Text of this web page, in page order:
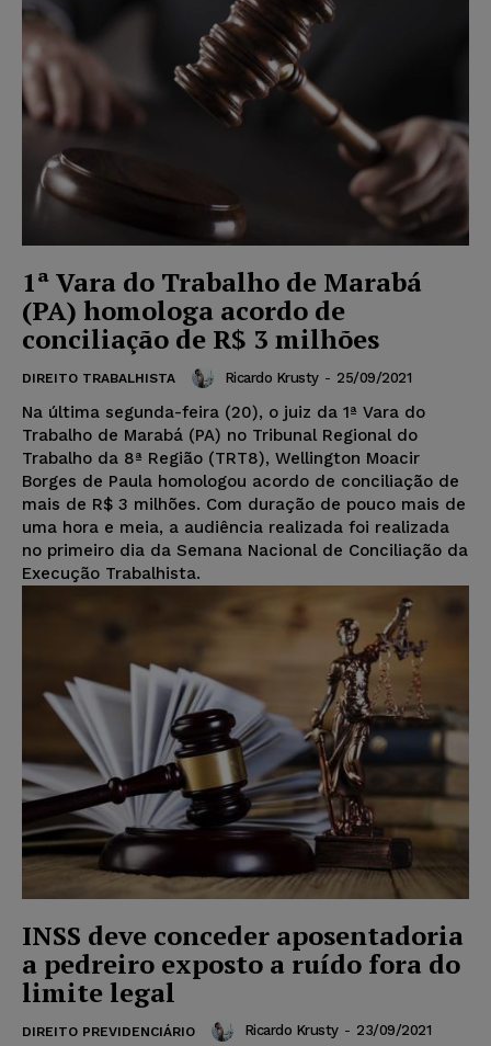
1ª Vara do Trabalho de Marabá
(PA) homologa acordo de
conciliação de R$ 3 milhões
DIREITO TRABALHISTA Ricardo Krusty - 25/09/2021
Na última segunda-feira (20), o juiz da 1ª Vara do
Trabalho de Marabá (PA) no Tribunal Regional do
Trabalho da 8ª Região (TRT8), Wellington Moacir
Borges de Paula homologou acordo de conciliação de
mais de R$ 3 milhões. Com duração de pouco mais de
uma hora e meia, a audiência realizada foi realizada
no primeiro dia da Semana Nacional de Conciliação da
Execução Trabalhista.
INSS deve conceder aposentadoria
a pedreiro exposto a ruído fora do
limite legal
DIREITO PREVIDENCIÁRIO Ricardo Krusty - 23/09/2021